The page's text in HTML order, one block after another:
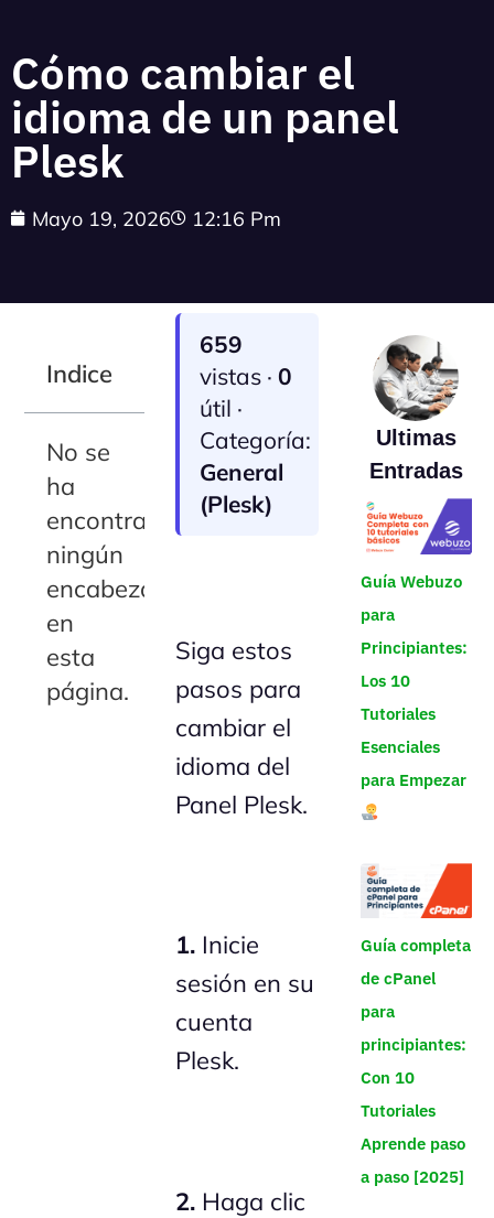
Cómo cambiar el
idioma de un panel
Plesk
Mayo 19, 2026 12:16 Pm
Indice
No se
ha
encontrado
ningún
encabezado
en
esta
página.
659
vistas ·0
útil ·
Categoría:
General
(Plesk)
Siga estos
pasos para
cambiar el
idioma del
Panel Plesk.
1. Inicie
sesión en su
cuenta
Plesk.
2. Haga clic
Ultimas
Entradas
Guía Webuzo
para
Principiantes:
Los 10
Tutoriales
Esenciales
para Empezar
Guía completa
de cPanel
para
principiantes:
Con 10
Tutoriales
Aprende paso
a paso [2025]